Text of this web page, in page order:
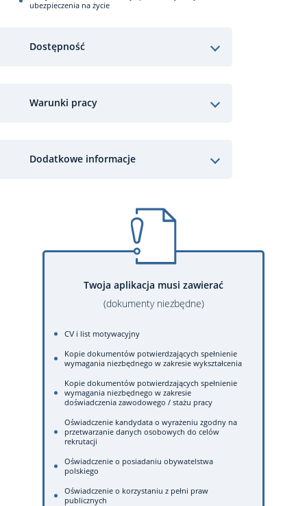
ubezpieczenia na życie
Dostępność
Warunki pracy
Dodatkowe informacje
Twoja aplikacja musi zawierać
(dokumenty niezbędne)
CV i list motywacyjny
Kopie dokumentów potwierdzających spełnienie
wymagania niezbędnego w zakresie wykształcenia
Kopie dokumentów potwierdzających spełnienie
wymagania niezbędnego w zakresie
doświadczenia zawodowego / stażu pracy
Oświadczenie kandydata o wyrażeniu zgodny na
przetwarzanie danych osobowych do celów
rekrutacji
Oświadczenie o posiadaniu obywatelstwa
polskiego
Oświadczenie o korzystaniu z pełni praw
publicznych